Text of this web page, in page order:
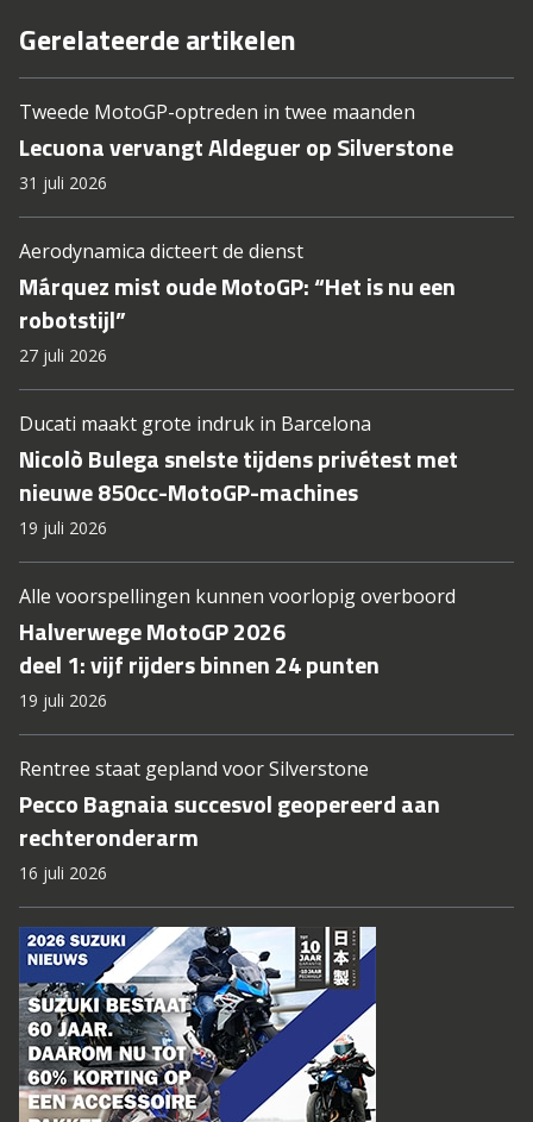
Gerelateerde artikelen
Tweede MotoGP-optreden in twee maanden
Lecuona vervangt Aldeguer op Silverstone
31 juli 2026
Aerodynamica dicteert de dienst
Márquez mist oude MotoGP: “Het is nu een
robotstijl”
27 juli 2026
Ducati maakt grote indruk in Barcelona
Nicolò Bulega snelste tijdens privétest met
nieuwe 850cc-MotoGP-machines
19 juli 2026
Alle voorspellingen kunnen voorlopig overboord
Halverwege MotoGP 2026
deel 1: vijf rijders binnen 24 punten
19 juli 2026
Rentree staat gepland voor Silverstone
Pecco Bagnaia succesvol geopereerd aan
rechteronderarm
16 juli 2026